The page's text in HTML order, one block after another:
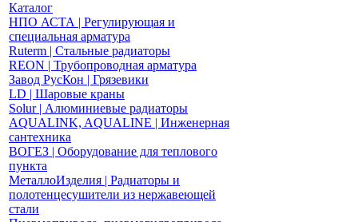
Каталог
НПО АСТА | Регулирующая и
специальная арматура
Ruterm | Стальные радиаторы
REON | Трубопроводная арматура
Завод РусКон | Грязевики
LD | Шаровые краны
Solur | Алюминиевые радиаторы
AQUALINK, AQUALINE | Инженерная
сантехника
ВОГЕЗ | Оборудование для теплового
пункта
МеталлоИзделия | Радиаторы и
полотенцесушители из нержавеющей
стали